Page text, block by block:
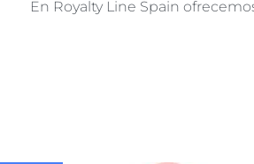
En Royalty Line Spain